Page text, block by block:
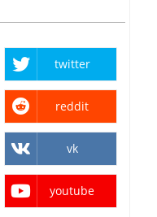
twitter
reddit
vk
youtube